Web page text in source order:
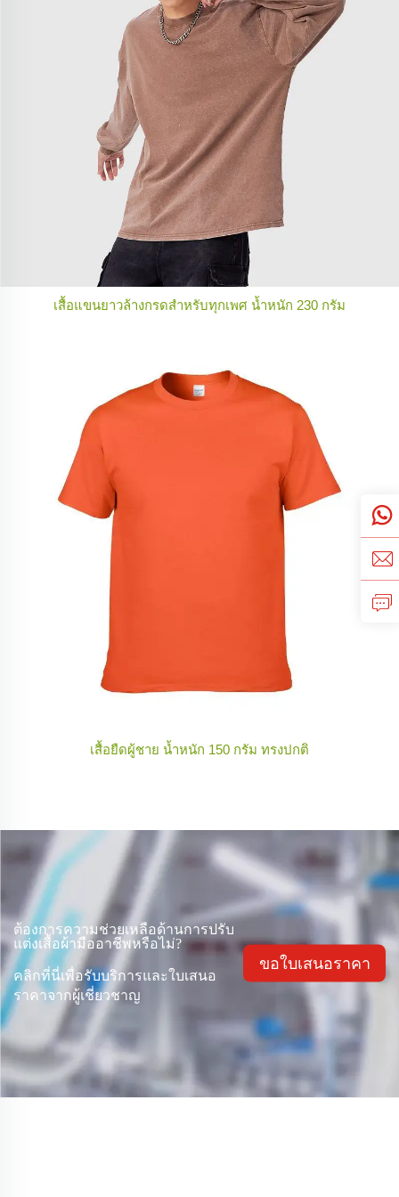
เสื้อแขนยาวล้างกรดสำหรับทุกเพศ น้ำหนัก 230 กรัม
เสื้อยืดผู้ชาย น้ำหนัก 150 กรัม ทรงปกติ
ต้องการความช่วยเหลือด้านการปรับ
แต่งเสื้อผ้ามืออาชีพหรือไม่?
คลิกที่นี่เพื่อรับบริการและใบเสนอ
ราคาจากผู้เชี่ยวชาญ
ขอใบเสนอราคา